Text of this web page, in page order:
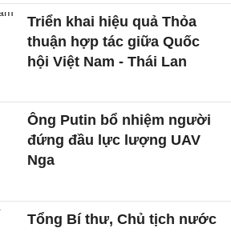
Triển khai hiệu quả Thỏa
thuận hợp tác giữa Quốc
hội Việt Nam - Thái Lan
Ông Putin bổ nhiệm người
đứng đầu lực lượng UAV
Nga
Tổng Bí thư, Chủ tịch nước